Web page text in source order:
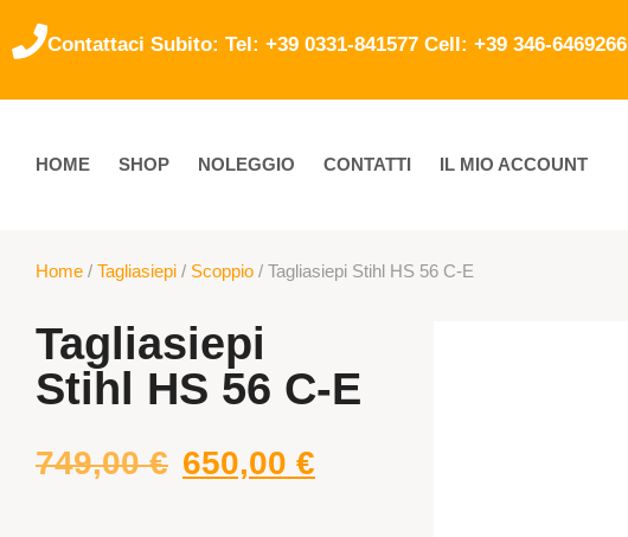
Contattaci Subito: Tel: +39 0331-841577 Cell: +39 346-6469266
HOME SHOP NOLEGGIO CONTATTI IL MIO ACCOUNT
Home / Tagliasiepi / Scoppio / Tagliasiepi Stihl HS 56 C-E
Tagliasiepi
Stihl HS 56 C-E
749,00€ 650,00 €